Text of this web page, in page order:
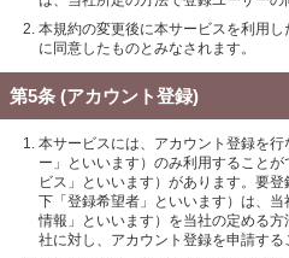
本規約の変更後に本サービスを利用
に同意したものとみなされます。
第5条 (アカウント登録)
本サービスには、アカウント登録を
ー」といいます）のみ利用すること
ビス」といいます）があります。要
下「登録希望者」といいます）は、
情報」といいます）を当社の定める
社に対し、アカウント登録を申請する